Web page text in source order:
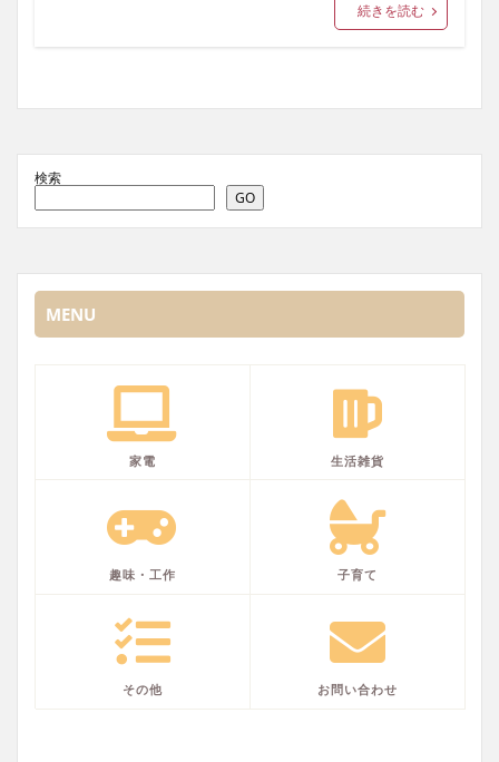
続きを読む
検索
GO
MENU
家電 生活雑貨
趣味・工作 子育て
その他 お問い合わせ